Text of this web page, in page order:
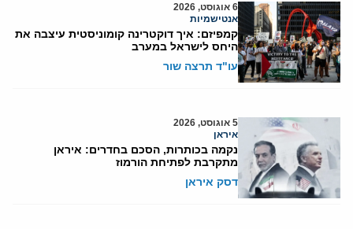
6 אוגוסט, 2026
אנטישמיות
קמפיזם: איך דוקטרינה קומוניסטית עיצבה את
היחס לישראל במערב
עו"ד תרצה שור
5 אוגוסט, 2026
איראן
נקמה בכותרות, הסכם בחדרים: איראן
מתקרבת לפתיחת הורמוז
דסק איראן